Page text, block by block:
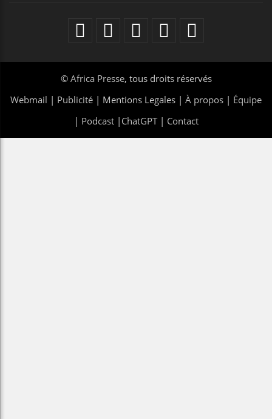
© Africa Presse, tous droits réservés
Webmail | Publicité | Mentions Legales | À propos | Équipe
| Podcast| ChatGPT| Contact